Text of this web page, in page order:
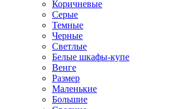
Коричневые
Серые
Темные
Черные
Светлые
Белые шкафы-купе
Венге
Размер
Маленькие
Большие